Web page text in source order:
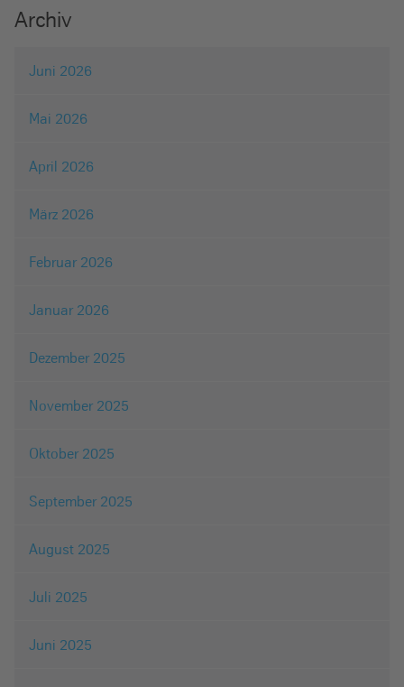
Archiv
Juni 2026
Mai 2026
April 2026
März 2026
Februar 2026
Januar 2026
Dezember 2025
November 2025
Oktober 2025
September 2025
August 2025
Juli 2025
Juni 2025